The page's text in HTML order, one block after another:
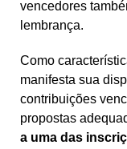
vencedores
lembrança.
Como
manifesta sua
contribuições
propostas
a uma das